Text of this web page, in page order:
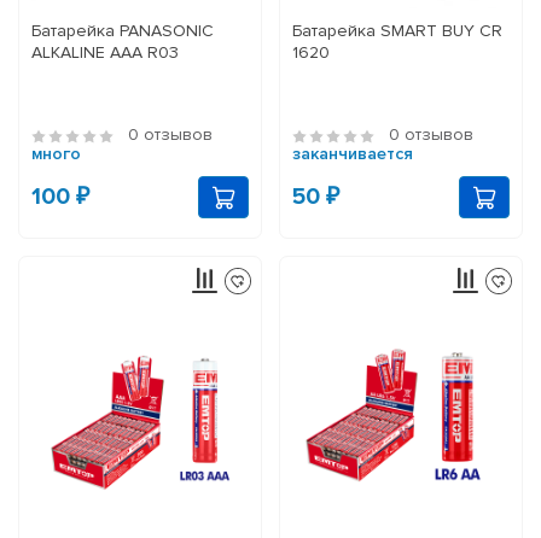
Батарейка PANASONIC
ALKALINE ААА R03
0 отзывов
много
100 ₽
Батарейка SMART BUY CR
1620
0 отзывов
заканчивается
50 ₽